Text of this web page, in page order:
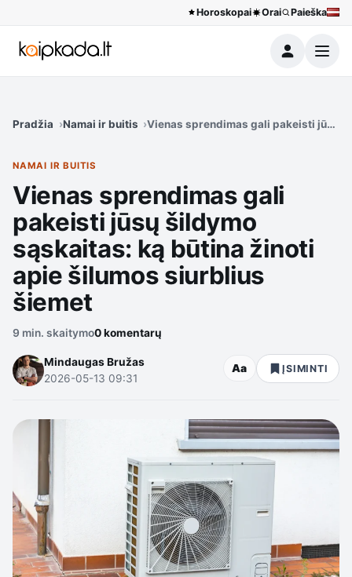
Horoskopai Orai Paieška
Meniu
Pradžia Namai ir buitis Vienas sprendimas gali pakeisti jūsų
NAMAI IR BUITIS
Vienas sprendimas gali
pakeisti jūsų šildymo
sąskaitas: ką būtina žinoti
apie šilumos siurblius
šiemet
9 min. skaitymo0 komentarų
Mindaugas Bružas
2026-05-13 09:31
Aa ĮSIMINTI